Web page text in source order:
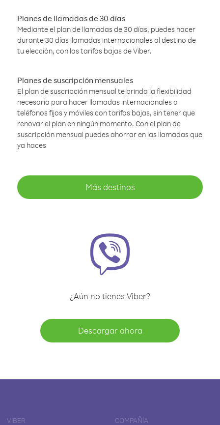
Planes de llamadas de 30 días
Mediante el plan de llamadas de 30 días, puedes hacer
durante 30 días llamadas internacionales al destino de
tu elección, con las tarifas bajas de Viber.
Planes de suscripción mensuales
El plan de suscripción mensual te brinda la flexibilidad
necesaria para hacer llamadas internacionales a
teléfonos fijos y móviles con tarifas bajas, sin tener que
renovar el plan en ningún momento. Con el plan de
suscripción mensual puedes ahorrar en las llamadas que
ya haces
Más destinos
¿Aún no tienes Viber?
Descargar ahora
VIBER COMPAÑÍA